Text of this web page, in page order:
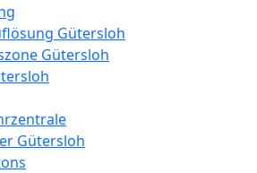
Gütersloh
Gütersloh
Gütersloh